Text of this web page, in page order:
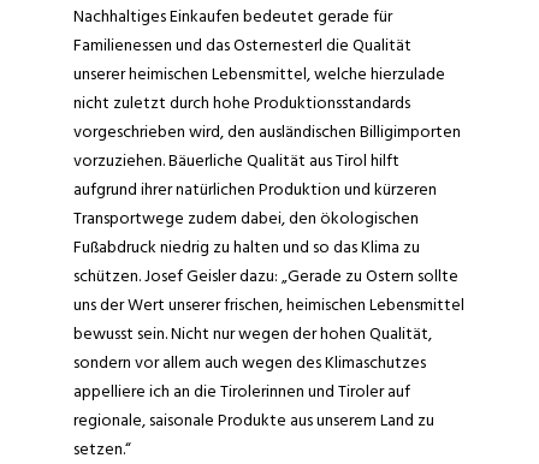
Nachhaltiges Einkaufen bedeutet gerade für
Familienessen und das Osternesterl die Qualität
unserer heimischen Lebensmittel, welche hierzulade
nicht zuletzt durch hohe Produktionsstandards
vorgeschrieben wird, den ausländischen Billigimporten
vorzuziehen. Bäuerliche Qualität aus Tirol hilft
aufgrund ihrer natürlichen Produktion und kürzeren
Transportwege zudem dabei, den ökologischen
Fußabdruck niedrig zu halten und so das Klima zu
schützen. Josef Geisler dazu: „Gerade zu Ostern sollte
uns der Wert unserer frischen, heimischen Lebensmittel
bewusst sein. Nicht nur wegen der hohen Qualität,
sondern vor allem auch wegen des Klimaschutzes
appelliere ich an die Tirolerinnen und Tiroler auf
regionale, saisonale Produkte aus unserem Land zu
setzen.“